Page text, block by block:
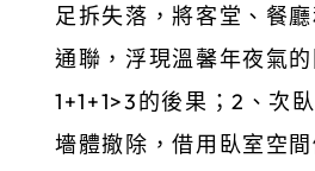
足拆失落，將客堂、餐
通聯，浮現溫馨年夜氣
1+1+1>3的後果；2、次
墻體撤除，借用臥室空間